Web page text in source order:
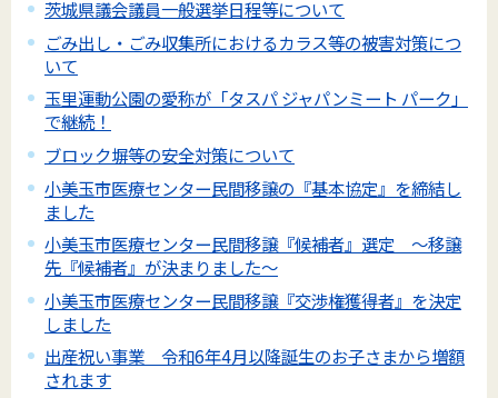
茨城県議会議員一般選挙日程等について
ごみ出し・ごみ収集所におけるカラス等の被害対策につ
いて
玉里運動公園の愛称が「タスパ ジャパンミート パーク」
で継続！
ブロック塀等の安全対策について
小美玉市医療センター民間移譲の『基本協定』を締結し
ました
小美玉市医療センター民間移譲『候補者』選定 ～移譲
先『候補者』が決まりました～
小美玉市医療センター民間移譲『交渉権獲得者』を決定
しました
出産祝い事業 令和6年4月以降誕生のお子さまから増額
されます